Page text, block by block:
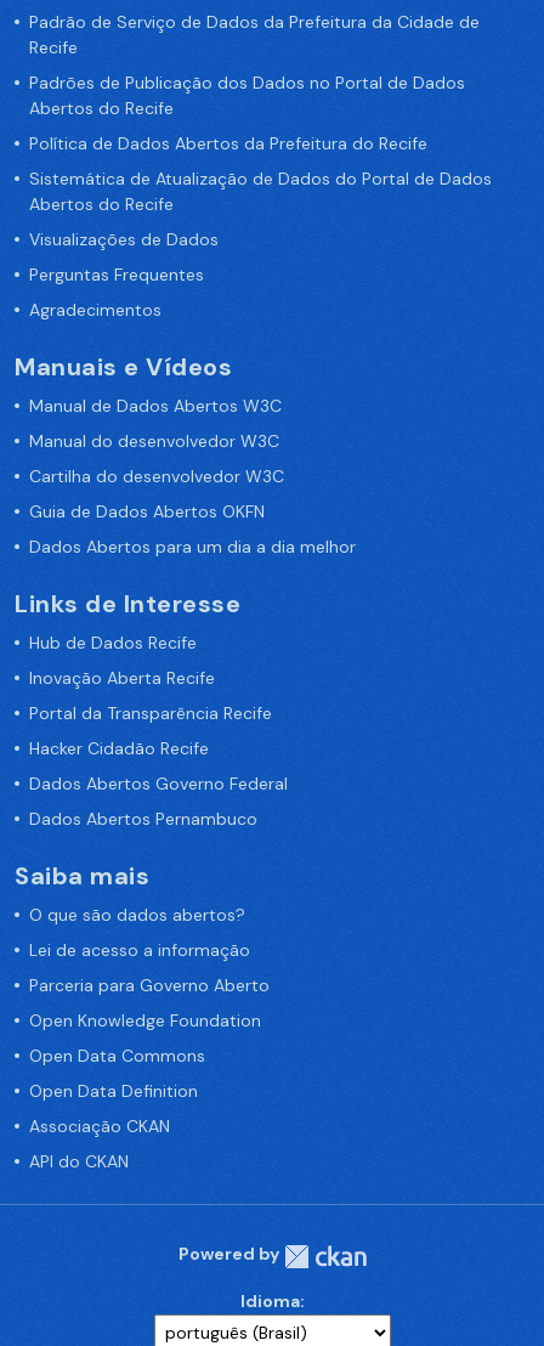
Padrão de Serviço de Dados da Prefeitura da Cidade de
Recife
Padrões de Publicação dos Dados no Portal de Dados
Abertos do Recife
Política de Dados Abertos da Prefeitura do Recife
Sistemática de Atualização de Dados do Portal de Dados
Abertos do Recife
Visualizações de Dados
Perguntas Frequentes
Agradecimentos
Manuais e Vídeos
Manual de Dados Abertos W3C
Manual do desenvolvedor W3C
Cartilha do desenvolvedor W3C
Guia de Dados Abertos OKFN
Dados Abertos para um dia a dia melhor
Links de Interesse
Hub de Dados Recife
Inovação Aberta Recife
Portal da Transparência Recife
Hacker Cidadão Recife
Dados Abertos Governo Federal
Dados Abertos Pernambuco
Saiba mais
O que são dados abertos?
Lei de acesso a informação
Parceria para Governo Aberto
Open Knowledge Foundation
Open Data Commons
Open Data Definition
Associação CKAN
API do CKAN
Powered by
Idioma